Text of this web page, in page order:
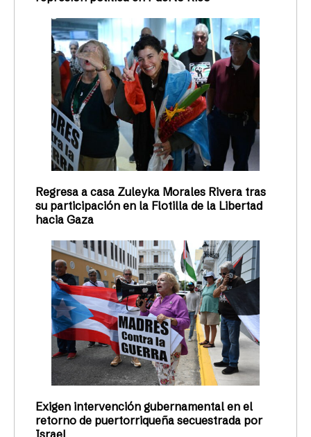
Regresa a casa Zuleyka Morales Rivera tras
su participación en la Flotilla de la Libertad
hacia Gaza
Exigen intervención gubernamental en el
retorno de puertorriqueña secuestrada por